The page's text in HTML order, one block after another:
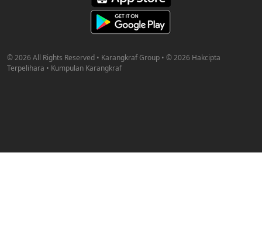
© 2026 All Rights Reserved • Karangkraf Group • © 2026 Hakcipta
Terpelihara • Kumpulan Karangkraf